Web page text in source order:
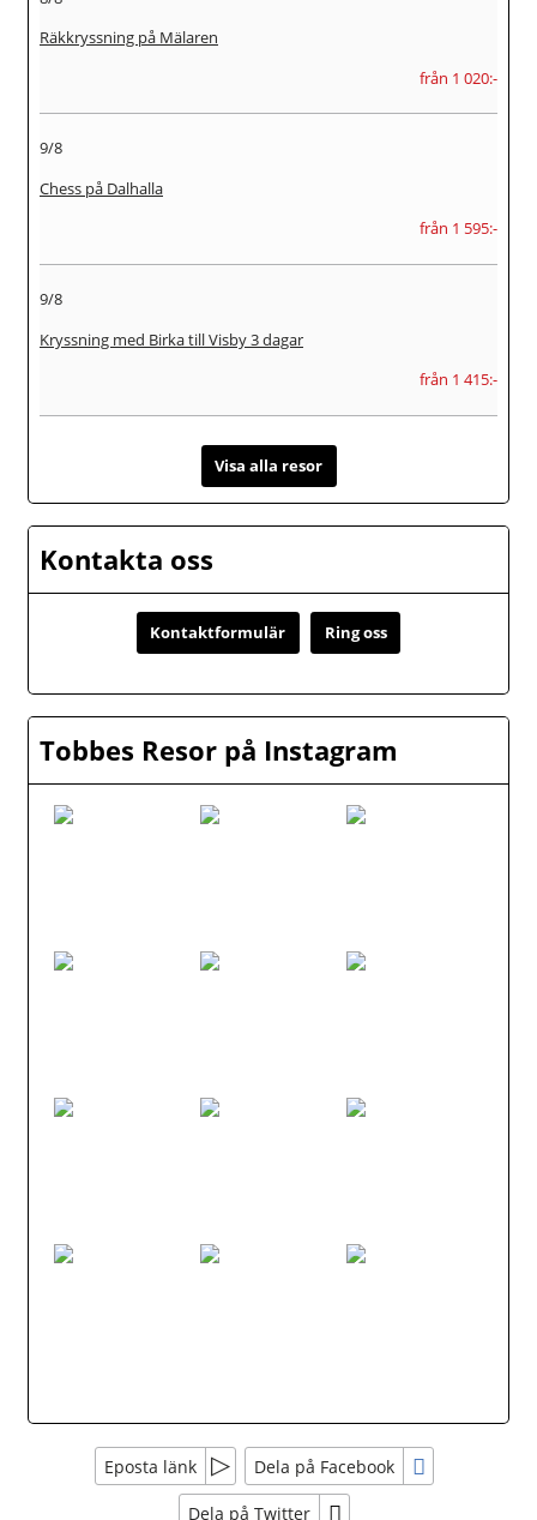
Räkkryssning på Mälaren
från 1 020:-
9/8
Chess på Dalhalla
från 1 595:-
9/8
Kryssning med Birka till Visby 3 dagar
från 1 415:-
Visa alla resor
Kontakta oss
Kontaktformulär Ring oss
Tobbes Resor på Instagram
Eposta länk Dela på Facebook
Dela på Twitter